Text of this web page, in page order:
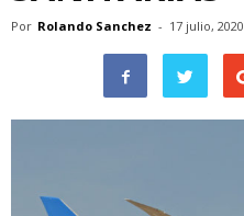
Por Rolando Sanchez - 17 julio, 2020